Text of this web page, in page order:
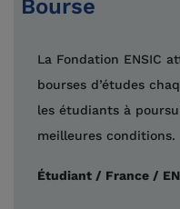
Bourse
La Fondation ENSIC
bourses d’études
les étudiants à
meilleures conditions.
Étudiant / France /